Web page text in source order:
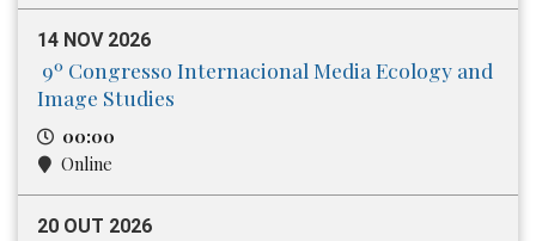
14 NOV 2026
9º Congresso Internacional Media​ Ecology and
Image Studies
00:00
Online
20 OUT 2026